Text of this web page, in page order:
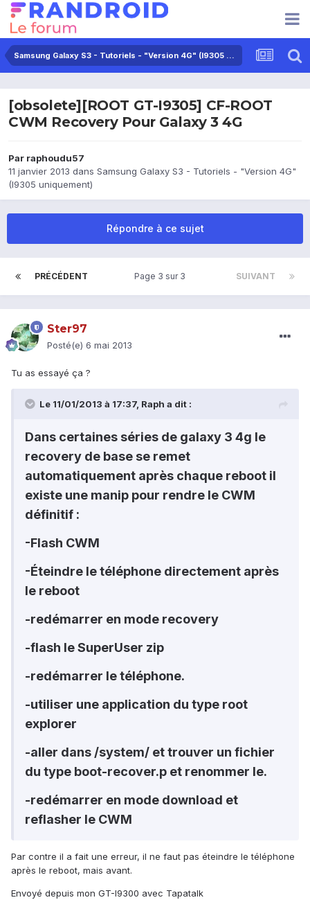
Samsung Galaxy S3 - Tutoriels - "Version 4G" (I9305 uniquement)
[obsolete][ROOT GT-I9305] CF-ROOT
CWM Recovery Pour Galaxy 3 4G
Par raphoudu57
11 janvier 2013 dans Samsung Galaxy S3 - Tutoriels - "Version 4G"
(I9305 uniquement)
Répondre à ce sujet
PRÉCÉDENT SUIVANT
Page 3 sur 3
Ster97
Posté(e) 6 mai 2013
Tu as essayé ça ?
Le 11/01/2013 à 17:37, Raph a dit :
Dans certaines séries de galaxy 3 4g le
recovery de base se remet
automatiquement après chaque reboot il
existe une manip pour rendre le CWM
définitif :
-Flash CWM
-Éteindre le téléphone directement après
le reboot
-redémarrer en mode recovery
-flash le SuperUser zip
-redémarrer le téléphone.
-utiliser une application du type root
explorer
-aller dans /system/ et trouver un fichier
du type boot-recover.p et renommer le.
-redémarrer en mode download et
reflasher le CWM
Par contre il a fait une erreur, il ne faut pas éteindre le téléphone
après le reboot, mais avant.
Envoyé depuis mon GT-I9300 avec Tapatalk